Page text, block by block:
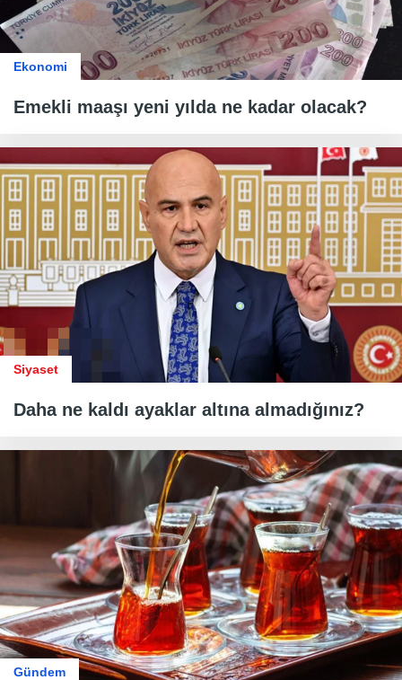
Ekonomi
Emekli maaşı yeni yılda ne kadar olacak?
Siyaset
Daha ne kaldı ayaklar altına almadığınız?
Gündem